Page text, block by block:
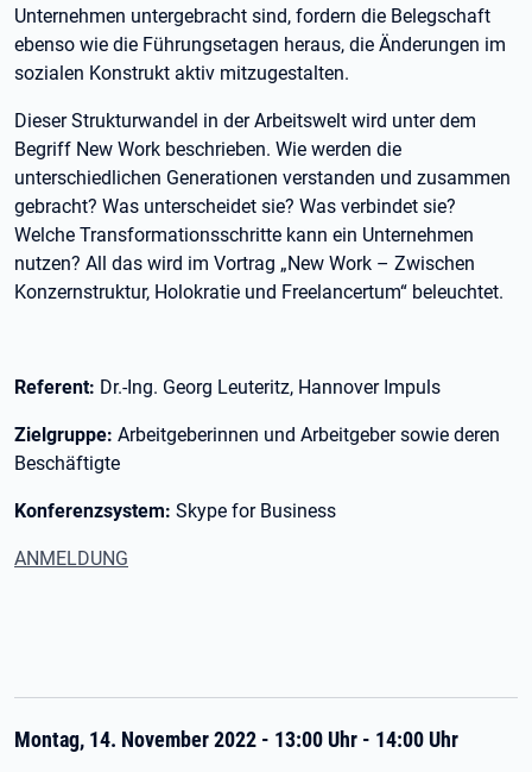
Unternehmen untergebracht sind, fordern die Belegschaft
ebenso wie die Führungsetagen heraus, die Änderungen im
sozialen Konstrukt aktiv mitzugestalten.
Dieser Strukturwandel in der Arbeitswelt wird unter dem
Begriff New Work beschrieben. Wie werden die
unterschiedlichen Generationen verstanden und zusammen
gebracht? Was unterscheidet sie? Was verbindet sie?
Welche Transformationsschritte kann ein Unternehmen
nutzen? All das wird im Vortrag „New Work – Zwischen
Konzernstruktur, Holokratie und Freelancertum“ beleuchtet.
Referent: Dr.-Ing. Georg Leuteritz, Hannover Impuls
Zielgruppe: Arbeitgeberinnen und Arbeitgeber sowie deren
Beschäftigte
Konferenzsystem: Skype for Business
ANMELDUNG
Montag, 14. November 2022 - 13:00 Uhr - 14:00 Uhr